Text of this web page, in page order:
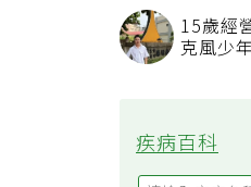
15歲經
疾病百科